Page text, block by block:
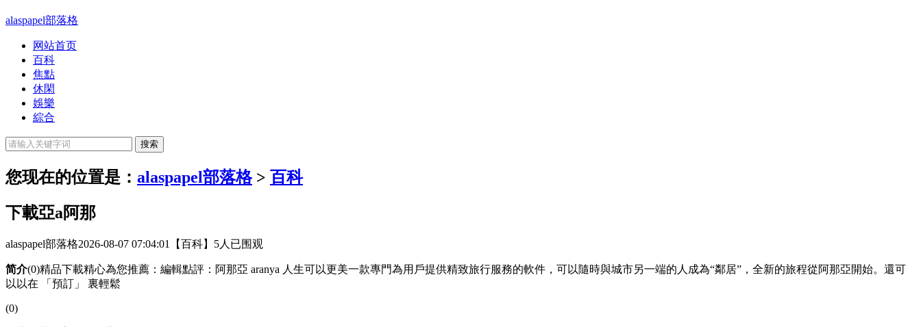
alaspapel部落格
网站首页
百科
焦點
休閑
娛樂
綜合
您现在的位置是： alaspapel部落格> 百科
下載亞a阿那
alaspapel部落格2026-08-07 07:04:01 【百科】 5人已围观
简介(0)精品下載精心為您推薦：編輯點評：阿那亞 aranya 人生可以更美一款專門為用戶提供精致旅行服務的軟件，可以隨時與城市另一端的人成為“鄰居”，全新的旅程從阿那亞開始。還可
以以在 「預訂」 裏輕鬆
(0)